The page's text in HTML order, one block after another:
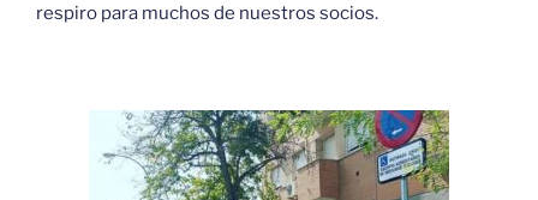
respiro para muchos de nuestros socios.